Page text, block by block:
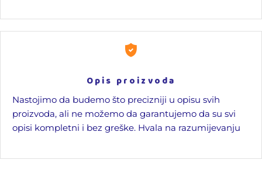
Opis proizvoda
Nastojimo da budemo što precizniji u opisu svih
proizvoda, ali ne možemo da garantujemo da su svi
opisi kompletni i bez greške. Hvala na razumijevanju